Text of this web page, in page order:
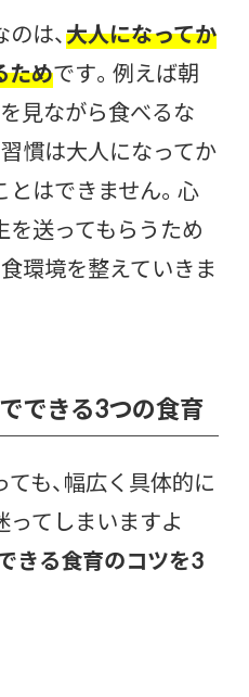
は、大人になってか
ためです。例えば朝
見ながら食べるな
慣は大人になってか
はできません。心
送ってもらうため
環境を整えていきま
できる3つの食育
も、幅広く具体的に
ってしまいますよ
きる食育のコツを3